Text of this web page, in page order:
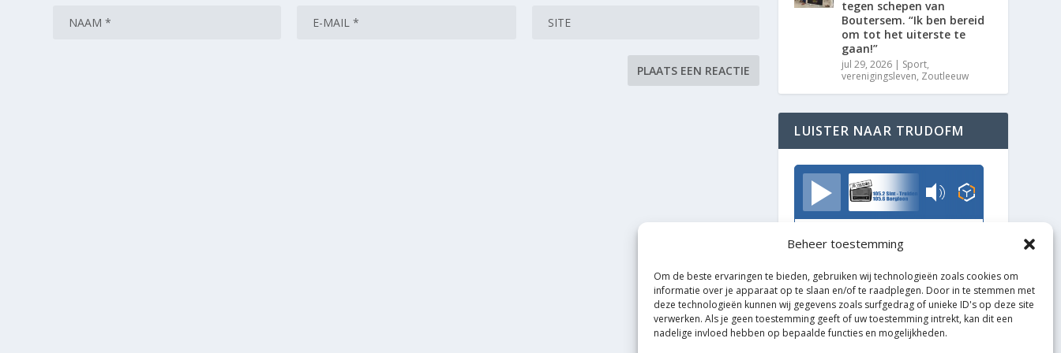
Beheer toestemming
Om de beste ervaringen te bieden, gebruiken wij technologieën zoals cookies om
informatie over je apparaat op te slaan en/of te raadplegen. Door in te stemmen met
deze technologieën kunnen wij gegevens zoals surfgedrag of unieke ID's op deze site
verwerken. Als je geen toestemming geeft of uw toestemming intrekt, kan dit een
nadelige invloed hebben op bepaalde functies en mogelijkheden.
tegen schepen van
Boutersem. “Ik ben bereid
om tot het uiterste te
gaan!”
jul 29, 2026 | Sport,
verenigingsleven, Zoutleeuw
LUISTER NAAR TRUDOFM
TrudoFM